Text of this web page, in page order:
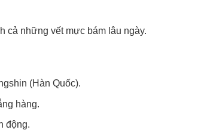
cả những vết mực bám lâu ngày.
(Hàn Quốc).
hàng.
động.